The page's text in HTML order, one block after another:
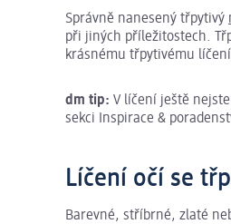
Správně nanesený třpytivý
při jiných příležitostech.
krásnému třpytivému
dm tip: V líčení ještě
sekci Inspirace &
Líčení očí se
Barevné, stříbrné, zlaté